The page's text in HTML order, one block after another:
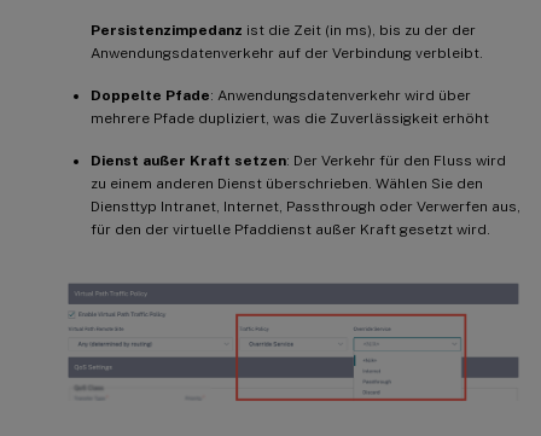
Persistenzimpedanz ist die Zeit (in ms), bis zu der der
Anwendungsdatenverkehr auf der Verbindung verbleibt.
Doppelte Pfade: Anwendungsdatenverkehr wird über
mehrere Pfade dupliziert, was die Zuverlässigkeit erhöht
Dienst außer Kraft setzen: Der Verkehr für den Fluss wird
zu einem anderen Dienst überschrieben. Wählen Sie den
Diensttyp Intranet, Internet, Passthrough oder Verwerfen aus,
für den der virtuelle Pfaddienst außer Kraft gesetzt wird.